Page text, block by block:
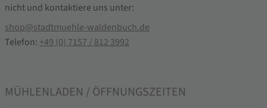
nicht und kontaktiere uns unter:
shop@stadtmuehle-waldenbuch.de
Telefon: +49 (0) 7157 / 812 3992
MÜHLENLADEN / ÖFFNUNGSZEITEN